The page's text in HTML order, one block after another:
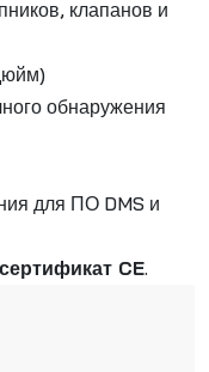
клапанов и
обнаружения
для ПО DMS и
сертификат CE.